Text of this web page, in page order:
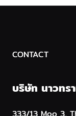
CONTACT
บริษัท นาวทร